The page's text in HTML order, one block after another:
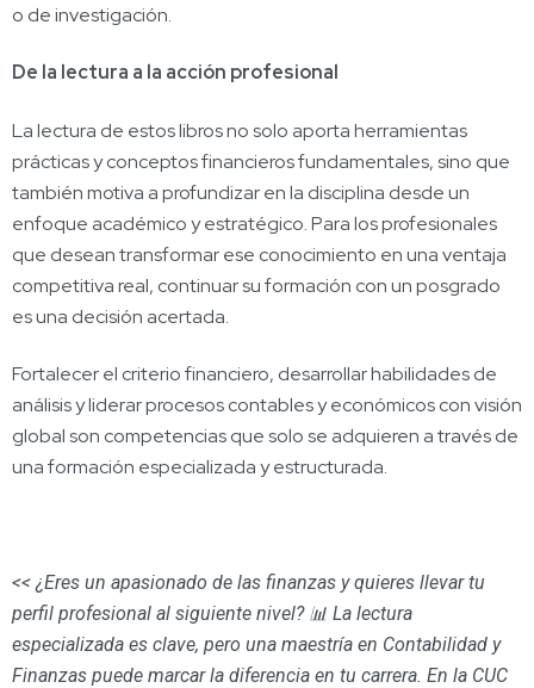
o de investigación.
De la lectura a la acción profesional
La lectura de estos libros no solo aporta herramientas
prácticas y conceptos financieros fundamentales, sino que
también motiva a profundizar en la disciplina desde un
enfoque académico y estratégico. Para los profesionales
que desean transformar ese conocimiento en una ventaja
competitiva real, continuar su formación con un posgrado
es una decisión acertada.
Fortalecer el criterio financiero, desarrollar habilidades de
análisis y liderar procesos contables y económicos con visión
global son competencias que solo se adquieren a través de
una formación especializada y estructurada.
<< ¿Eres un apasionado de las finanzas y quieres llevar tu
perfil profesional al siguiente nivel? 📊 La lectura
especializada es clave, pero una maestría en Contabilidad y
Finanzas puede marcar la diferencia en tu carrera. En la CUC